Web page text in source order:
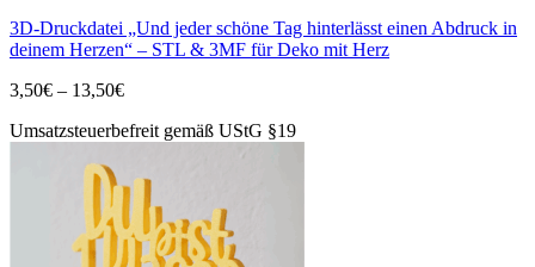
weist
mehrere
auf.
Optionen
Produktseite
3D-Druckdatei „Und jeder schöne Tag hinterlässt einen Abdruck in
deinem Herzen“ – STL & 3MF für Deko mit Herz
3,50€ – 13,50€Preisspanne:
bis
Umsatzsteuerbefreit gemäß UStG §19